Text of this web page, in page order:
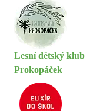
Lesní dětský klub
Prokopáček